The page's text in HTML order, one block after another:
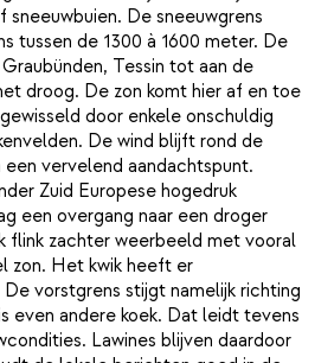
sneeuwbuien. De sneeuwgrens
tussen de 1300 à 1600 meter. De
Tessin tot aan de
droog. De zon komt hier af en toe
door enkele onschuldig
De wind blijft rond de
vervelend aandachtspunt.
Zuid Europese hogedruk
een overgang naar een droger
flink zachter weerbeeld met vooral
zon. Het kwik heeft er
De vorstgrens stijgt namelijk richting
even andere koek. Dat leidt tevens
Lawines blijven daardoor